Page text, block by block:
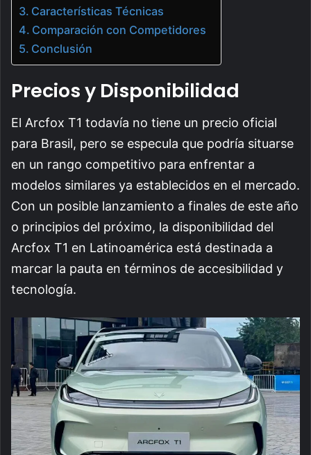
Características Técnicas
Comparación con Competidores
Conclusión
Precios y Disponibilidad
El Arcfox T1 todavía no tiene un precio oficial
para Brasil, pero se especula que podría situarse
en un rango competitivo para enfrentar a
modelos similares ya establecidos en el mercado.
Con un posible lanzamiento a finales de este año
o principios del próximo, la disponibilidad del
Arcfox T1 en Latinoamérica está destinada a
marcar la pauta en términos de accesibilidad y
tecnología.